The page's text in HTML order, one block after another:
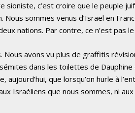
sioniste, c’est croire que le peuple
sommes venus d’Israël en
nations. Par contre, ce n’est pas
avons vu plus de graffitis
dans les toilettes de Dauphine
que lorsqu’on hurle à
Israéliens que nous sommes, ni